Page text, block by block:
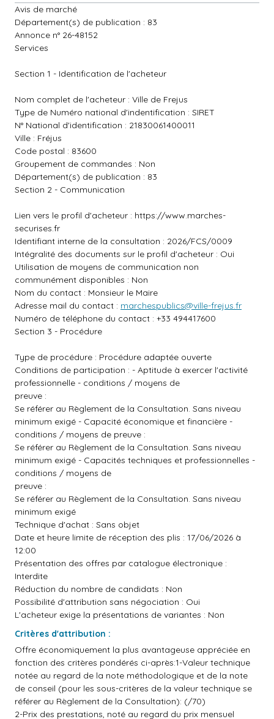
Avis de marché
Département(s) de publication : 83
Annonce n° 26-48152
Services
Section 1 - Identification de l'acheteur
Nom complet de l'acheteur : Ville de Frejus
Type de Numéro national d'indentification : SIRET
N° National d'identification : 21830061400011
Ville : Fréjus
Code postal : 83600
Groupement de commandes : Non
Département(s) de publication : 83
Section 2 - Communication
Lien vers le profil d'acheteur : https://www.marches-
securises.fr
Identifiant interne de la consultation : 2026/FCS/0009
Intégralité des documents sur le profil d'acheteur : Oui
Utilisation de moyens de communication non
communément disponibles : Non
Nom du contact : Monsieur le Maire
Adresse mail du contact : marchespublics@ville-frejus.fr
Numéro de téléphone du contact : +33 494417600
Section 3 - Procédure
Type de procédure : Procédure adaptée ouverte
Conditions de participation : - Aptitude à exercer l'activité
professionnelle - conditions / moyens de
preuve :
Se référer au Règlement de la Consultation. Sans niveau
minimum exigé - Capacité économique et financière -
conditions / moyens de preuve :
Se référer au Règlement de la Consultation. Sans niveau
minimum exigé - Capacités techniques et professionnelles -
conditions / moyens de
preuve :
Se référer au Règlement de la Consultation. Sans niveau
minimum exigé
Technique d'achat : Sans objet
Date et heure limite de réception des plis : 17/06/2026 à
12:00
Présentation des offres par catalogue électronique :
Interdite
Réduction du nombre de candidats : Non
Possibilité d'attribution sans négociation : Oui
L'acheteur exige la présentations de variantes : Non
Critères d'attribution :
Offre économiquement la plus avantageuse appréciée en
fonction des critères pondérés ci-après:1-Valeur technique
notée au regard de la note méthodologique et de la note
de conseil (pour les sous-critères de la valeur technique se
référer au Règlement de la Consultation): (/70)
2-Prix des prestations, noté au regard du prix mensuel